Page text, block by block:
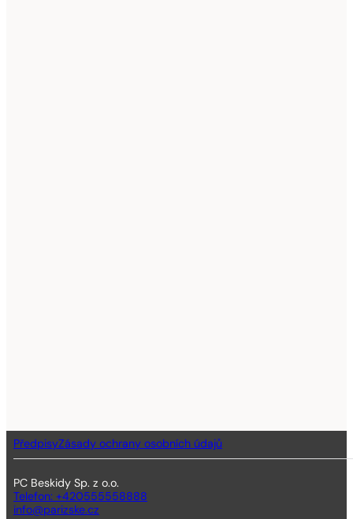
PředpisyZásady ochrany osobních údajů
PC Beskidy Sp. z o.o.
Telefon: +420555558888
info@parizske.cz